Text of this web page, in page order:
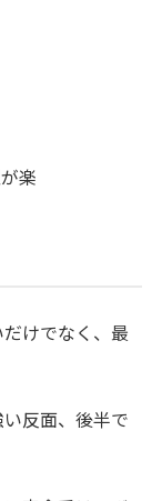
楽
けでなく、最
反面、後半で